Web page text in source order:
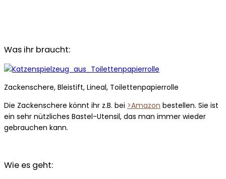
Was ihr braucht:
Zackenschere, Bleistift, Lineal, Toilettenpapierrolle
Die Zackenschere könnt ihr z.B. bei >Amazon bestellen. Sie ist
ein sehr nützliches Bastel-Utensil, das man immer wieder
gebrauchen kann.
Wie es geht: